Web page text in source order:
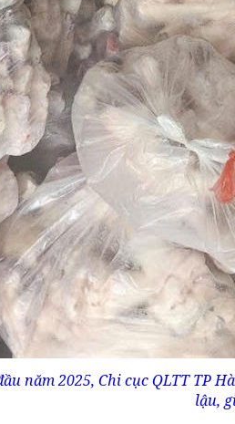
năm 2025, Chi cục QLTT TP
lậu,